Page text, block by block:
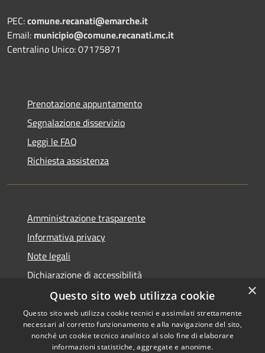
PEC:comune.recanati@emarche.it
Email: municipio@comune.recanati.mc.it
Centralino Unico: 07175871
Prenotazione appuntamento
Segnalazione disservizio
Leggi le FAQ
Richiesta assistenza
Amministrazione trasparente
Informativa privacy
Note legali
Dichiarazione di accessibilità
Accessibilità
Copyright © 2026 • Comune di
Recanati • Powered by
×
Questo sito web utilizza cookie
Questo sito web utilizza cookie tecnici e assimilati strettamente
necessari al corretto funzionamento e alla navigazione del sito,
nonché un cookie tecnico analitico al solo fine di elaborare
informazioni statistiche, aggregate e anonime.